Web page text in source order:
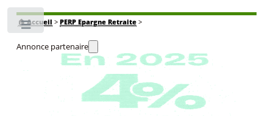
🏠Accueil > PERP Epargne Retraite>
Annonce partenaire
Toggle